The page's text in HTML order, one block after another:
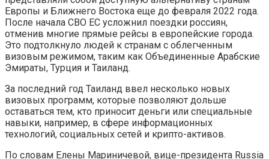
Европы и Ближнего Востока еще до февраля 2022 года.
После начала СВО ЕС усложнил поездки россиян,
отменив многие прямые рейсы в европейские города.
Это подтолкнуло людей к странам с облегченным
визовым режимом, таким как Объединенные Арабские
Эмираты, Турция и Таиланд.
За последний год Таиланд ввел несколько новых
визовых программ, которые позволяют дольше
оставаться тем, кто приносит деньги или специальные
навыки, например, в сфере информационных
технологий, социальных сетей и крипто-активов.
По словам Елены Мариничевой, вице-президента Russia